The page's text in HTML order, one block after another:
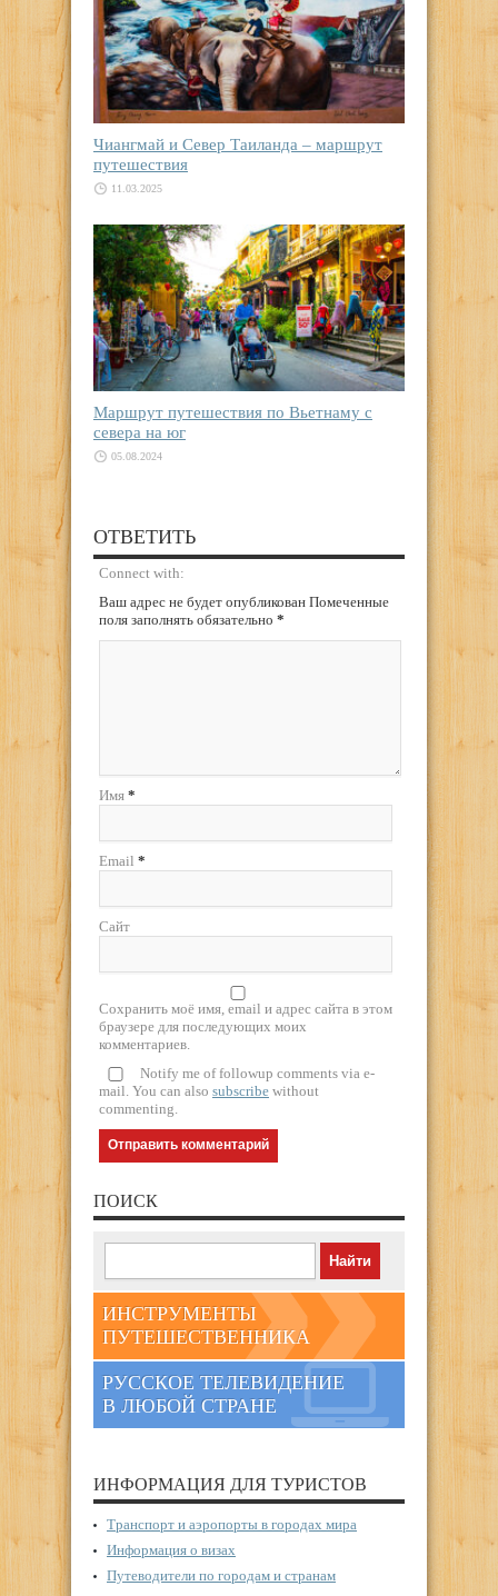
Чиангмай и Север Таиланда – маршрут
путешествия
11.03.2025
Маршрут путешествия по Вьетнаму с
севера на юг
05.08.2024
ОТВЕТИТЬ
Connect with:
Ваш адрес не будет опубликован Помеченные
поля заполнять обязательно *
Имя *
Email *
Сайт
Сохранить моё имя, email и адрес сайта в этом
браузере для последующих моих
комментариев.
Notify me of followup comments via e-
mail. You can also subscribe without
commenting.
ПОИСК
ИНСТРУМЕНТЫ
ПУТЕШЕСТВЕННИКА
РУССКОЕ ТЕЛЕВИДЕНИЕ
В ЛЮБОЙ СТРАНЕ
ИНФОРМАЦИЯ ДЛЯ ТУРИСТОВ
Транспорт и аэропорты в городах мира
Информация о визах
Путеводители по городам и странам